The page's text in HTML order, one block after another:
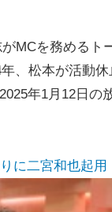
MCを務めるト
、松本が活動休
年1月12日の
に二宮和也起用